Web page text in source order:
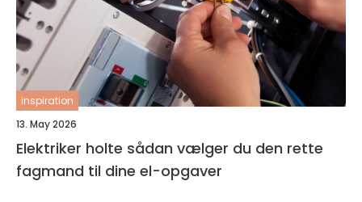
inspiration
13. May 2026
Elektriker holte sådan vælger du den rette
fagmand til dine el-opgaver